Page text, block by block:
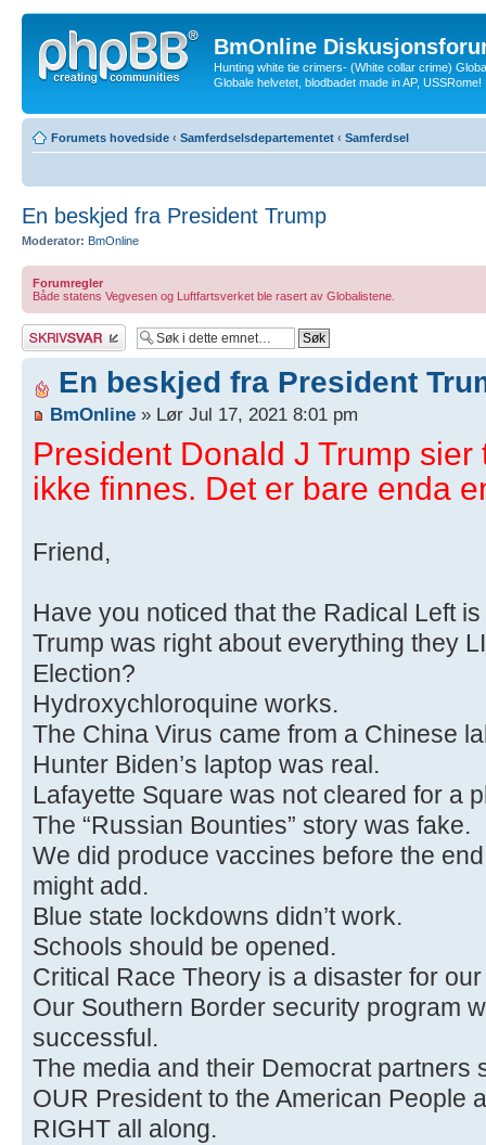
BmOnline
Hunting white tie crimers- (White collar crime)
Globale helvetet, blodbadet made in AP, USSRome!
Forumets hovedside ‹ Samferdselsdepartementet ‹ Samferdsel
En beskjed fra President Trump
Moderator: BmOnline
Forumregler
Både statens Vegvesen og Luftfartsverket ble rasert av Globalistene.
Skriv et svar
En beskjed fra President
BmOnline » Lør Jul 17, 2021 8:01 pm
President Donald J Trump
ikke finnes. Det er bare enda
Friend,
Have you noticed that the Radical Left
Trump was right about everything they
Election?
Hydroxychloroquine works.
The China Virus came from a Chinese
Hunter Biden’s laptop was real.
Lafayette Square was not cleared for a
The “Russian Bounties” story was fake.
We did produce vaccines before the
might add.
Blue state lockdowns didn’t work.
Schools should be opened.
Critical Race Theory is a disaster for
Our Southern Border security program
successful.
The media and their Democrat partners
OUR President to the American People
RIGHT all along.